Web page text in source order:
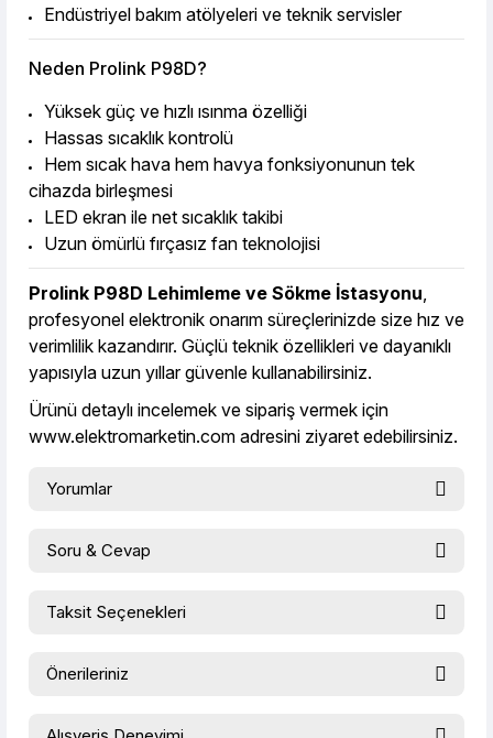
Endüstriyel bakım atölyeleri ve teknik servisler
Neden Prolink P98D?
Yüksek güç ve hızlı ısınma özelliği
Hassas sıcaklık kontrolü
Hem sıcak hava hem havya fonksiyonunun tek
cihazda birleşmesi
LED ekran ile net sıcaklık takibi
Uzun ömürlü fırçasız fan teknolojisi
Prolink P98D Lehimleme ve Sökme İstasyonu,
profesyonel elektronik onarım süreçlerinizde size hız ve
verimlilik kazandırır. Güçlü teknik özellikleri ve dayanıklı
yapısıyla uzun yıllar güvenle kullanabilirsiniz.
Ürünü detaylı incelemek ve sipariş vermek için
www.elektromarketin.com adresini ziyaret edebilirsiniz.
Yorumlar
Soru & Cevap
Taksit Seçenekleri
Önerileriniz